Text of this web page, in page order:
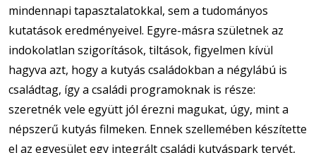
mindennapi tapasztalatokkal, sem a tudományos
kutatások eredményeivel. Egyre-másra születnek az
indokolatlan szigorítások, tiltások, figyelmen kívül
hagyva azt, hogy a kutyás családokban a négylábú is
családtag, így a családi programoknak is része:
szeretnék vele együtt jól érezni magukat, úgy, mint a
népszerű kutyás filmeken. Ennek szellemében készítette
el az egyesület egy integrált családi kutyáspark tervét,